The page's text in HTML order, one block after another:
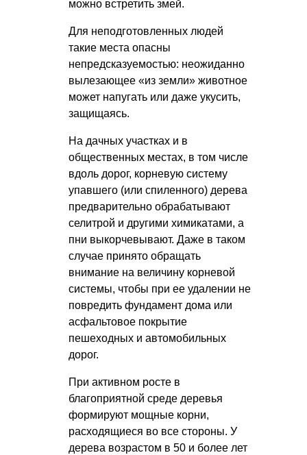
можно встретить змей.
Для неподготовленных людей
такие места опасны
непредсказуемостью: неожиданно
вылезающее «из земли» животное
может напугать или даже укусить,
защищаясь.
На дачных участках и в
общественных местах, в том числе
вдоль дорог, корневую систему
упавшего (или спиленного) дерева
предварительно обрабатывают
селитрой и другими химикатами, а
пни выкорчевывают. Даже в таком
случае принято обращать
внимание на величину корневой
системы, чтобы при ее удалении не
повредить фундамент дома или
асфальтовое покрытие
пешеходных и автомобильных
дорог.
При активном росте в
благоприятной среде деревья
формируют мощные корни,
расходящиеся во все стороны. У
дерева возрастом в 50 и более лет